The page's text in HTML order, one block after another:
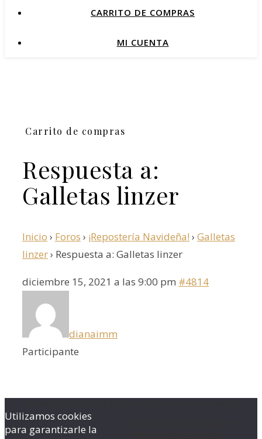
CARRITO DE COMPRAS
MI CUENTA
Carrito de compras
Respuesta a:
Galletas linzer
Inicio › Foros › ¡Repostería Navideña! › Galletas
linzer› Respuesta a: Galletas linzer
diciembre 15, 2021 a las 9:00 pm #4814
dianaimm
Participante
Utilizamos cookies
para garantizarle la